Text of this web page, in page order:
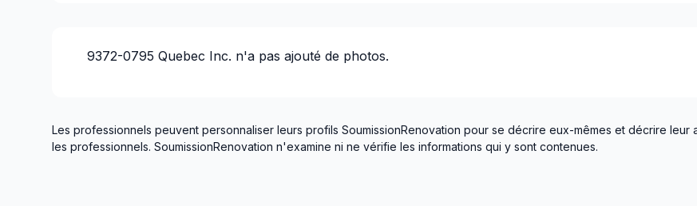
Montérégie (Vaudreuil-
Montréal (Centre: Saint-
9372-0795 Quebec Inc. n'a pas ajouté de photos.
Les professionnels peuvent personnaliser leurs profils SoumissionRenovation pour se décrire eux-mêmes et décrire
les professionnels. SoumissionRenovation n'examine ni ne vérifie les informations qui y sont contenues.